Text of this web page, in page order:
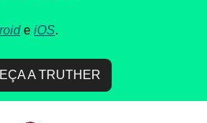
e iOS.
A TRUTHER